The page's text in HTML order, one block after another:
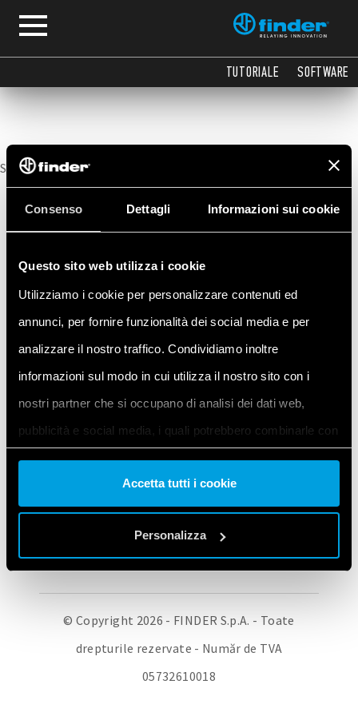
Consenso Dettagli Informazioni sui cookie
Questo sito web utilizza i cookie
Utilizziamo i cookie per personalizzare contenuti ed
annunci, per fornire funzionalità dei social media e per
analizzare il nostro traffico. Condividiamo inoltre
informazioni sul modo in cui utilizza il nostro sito con i
nostri partner che si occupano di analisi dei dati web,
pubblicità e social media, i quali potrebbero combinarle con
altre informazioni che ha fornito loro o che hanno raccolto
dal suo utilizzo dei loro servizi. Acconsenta ai nostri cookie
se continua ad utilizzare il nostro sito web.
Accetta tutti i cookie
Personalizza
TUTORIALE SOFTWARE
Manual de utilizare
Sorry, no posts matched your criteria.
POLITICA DE CONFIDENȚIALITATE FINDER
COOKIE POLICY
MODIFICĂ SETĂRILE COOKIE-URILOR / RETRAGE-ȚI
CONSIMȚĂMÂNTUL
© Copyright 2026 - FINDER S.p.A. - Toate
drepturile rezervate - Număr de TVA
05732610018